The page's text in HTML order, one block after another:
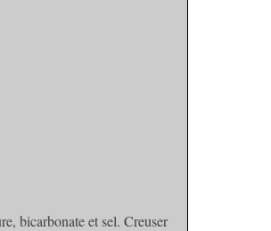
bicarbonate et sel. Creuser